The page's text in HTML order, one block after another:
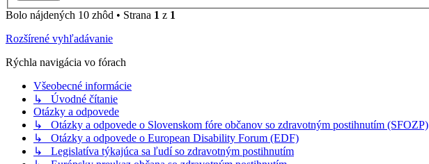
Bolo nájdených 10 zhôd • Strana 1 z 1
Rozšírené vyhľadávanie
Rýchla navigácia vo fórach
Všeobecné informácie
↳ Úvodné čítanie
Otázky a odpovede
↳ Otázky a odpovede o Slovenskom fóre občanov so zdravotným postihnutím (SFOZP)
↳ Otázky a odpovede o European Disability Forum (EDF)
↳ Legislatíva týkajúca sa ľudí so zdravotným postihnutím